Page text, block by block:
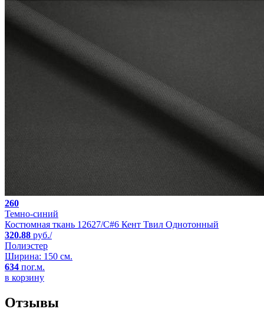
260
Темно-синий
Костюмная ткань 12627/C#6 Кент Твил Однотонный
320.88 руб./
Полиэстер
Ширина: 150 см.
634 пог.м.
в корзину
Отзывы